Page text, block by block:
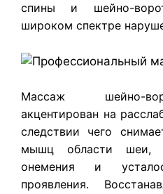
спины и шейно-
широком спектре
Массаж шейно-
акцентирован на
следствии чего
мышц области шеи,
онемения и
проявления.